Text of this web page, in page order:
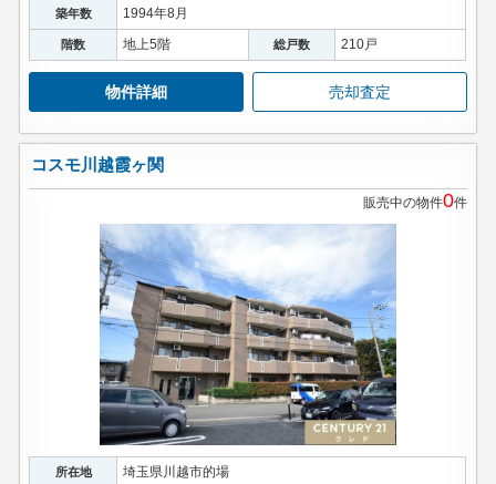
築年数 1994年8月
階数 地上5階 総戸数 210戸
物件詳細 売却査定
コスモ川越霞ヶ関
販売中の物件0件
所在地 埼玉県川越市的場